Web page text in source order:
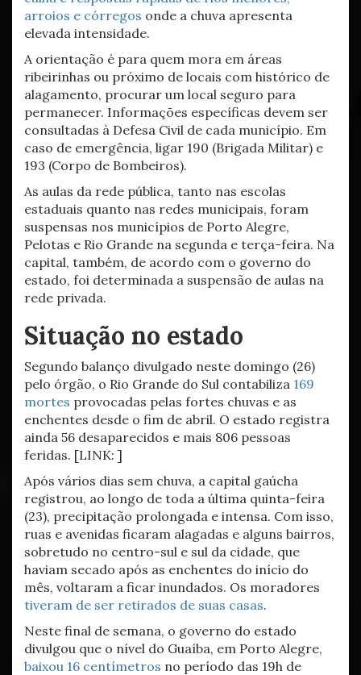
arroios e córregos onde a chuva apresenta
elevada intensidade.
A orientação é para quem mora em áreas
ribeirinhas ou próximo de locais com histórico de
alagamento, procurar um local seguro para
permanecer. Informações específicas devem ser
consultadas à Defesa Civil de cada município. Em
caso de emergência, ligar 190 (Brigada Militar) e
193 (Corpo de Bombeiros).
As aulas da rede pública, tanto nas escolas
estaduais quanto nas redes municipais, foram
suspensas nos municípios de Porto Alegre,
Pelotas e Rio Grande na segunda e terça-feira. Na
capital, também, de acordo com o governo do
estado, foi determinada a suspensão de aulas na
rede privada.
Situação no estado
Segundo balanço divulgado neste domingo (26)
pelo órgão, o Rio Grande do Sul contabiliza 169
mortes provocadas pelas fortes chuvas e as
enchentes desde o fim de abril. O estado registra
ainda 56 desaparecidos e mais 806 pessoas
feridas. [LINK: ]
Após vários dias sem chuva, a capital gaúcha
registrou, ao longo de toda a última quinta-feira
(23), precipitação prolongada e intensa. Com isso,
ruas e avenidas ficaram alagadas e alguns bairros,
sobretudo no centro-sul e sul da cidade, que
haviam secado após as enchentes do início do
mês, voltaram a ficar inundados. Os moradores
tiveram de ser retirados de suas casas.
Neste final de semana, o governo do estado
divulgou que o nível do Guaíba, em Porto Alegre,
baixou 16 centímetros no período das 19h de